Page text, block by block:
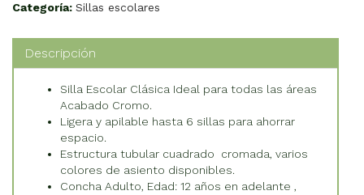
Categoría: Sillas escolares
Descripción
Silla Escolar Clásica Ideal para todas las áreas
Acabado Cromo.
Ligera y apilable hasta 6 sillas para ahorrar
espacio.
Estructura tubular cuadrado cromada, varios
colores de asiento disponibles.
Concha Adulto, Edad: 12 años en adelante ,